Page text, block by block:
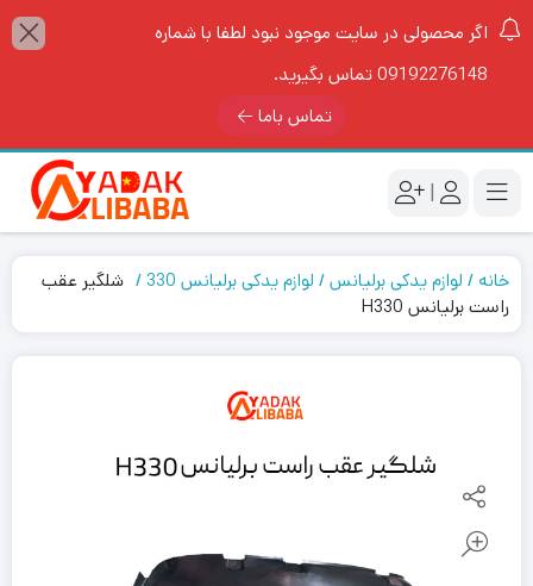
اگر محصولی در سایت موجود نبود لطفا با شماره
09192276148 تماس بگیرید.
تماس باما
|
خانه لوازم یدکی برلیانس لوازم یدکی برلیانس 330
شلگیر عقب
راست برلیانس H330